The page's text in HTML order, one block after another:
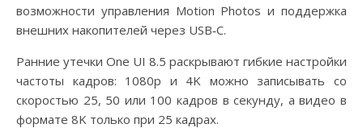
возможности управления Motion Photos и поддержка
внешних накопителей через USB‑C.
Ранние утечки One UI 8.5 раскрывают гибкие настройки
частоты кадров: 1080p и 4K можно записывать со
скоростью 25, 50 или 100 кадров в секунду, а видео в
формате 8K только при 25 кадрах.